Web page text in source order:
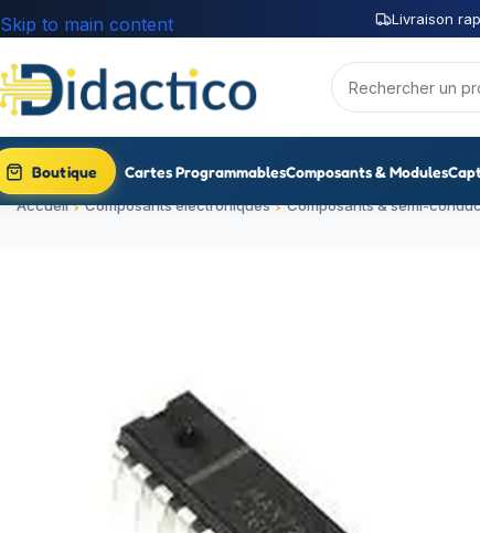
Livraison
Skip to main content
Boutique Cartes ProgrammablesComposants & Modules
Accueil Composants électroniques Composants & semi-